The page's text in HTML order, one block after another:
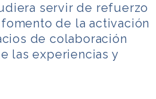
servir de refuerzo
de la activación
de colaboración
las experiencias y